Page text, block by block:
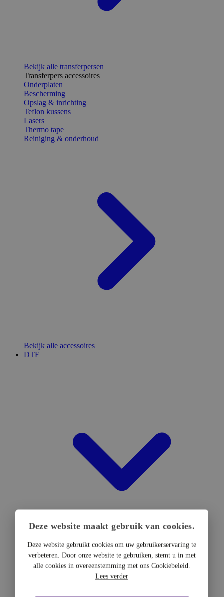
Bekijk alle transferpersen
Transferpers accessoires
Onderplaten
Bescherming
Opslag & inrichting
Teflon kussens
Lasers
Thermo tape
Reiniging & onderhoud
Bekijk alle accessoires
DTF
DTF Hardware
DTF Printers
Deze website maakt gebruik van cookies.
Deze website gebruikt cookies om uw gebruikerservaring te
verbeteren. Door onze website te gebruiken, stemt u in met
alle cookies in overeenstemming met ons Cookiebeleid.
Lees verder